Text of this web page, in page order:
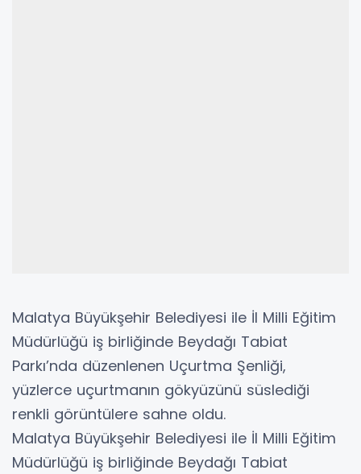
Malatya Büyükşehir Belediyesi ile İl Milli Eğitim
Müdürlüğü iş birliğinde Beydağı Tabiat
Parkı’nda düzenlenen Uçurtma Şenliği,
yüzlerce uçurtmanın gökyüzünü süslediği
renkli görüntülere sahne oldu.
Malatya Büyükşehir Belediyesi ile İl Milli Eğitim
Müdürlüğü iş birliğinde Beydağı Tabiat